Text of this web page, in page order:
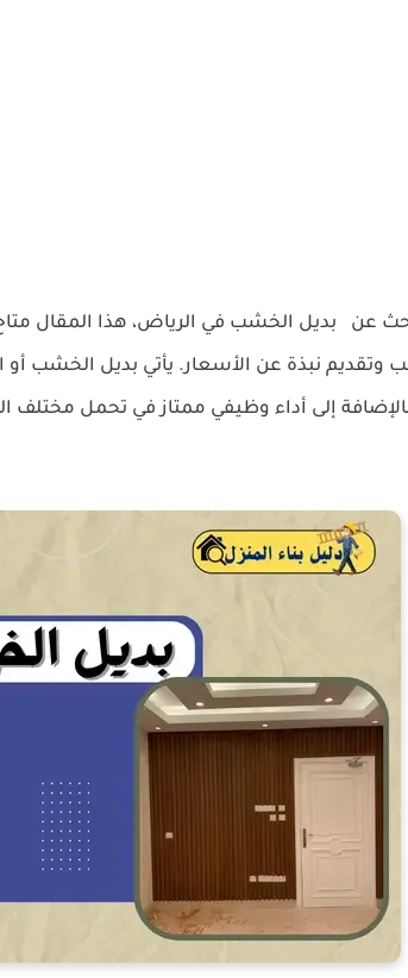
عن بديل الخشب في الرياض، هذا المقال
وتقديم نبذة عن الأسعار. يأتي بديل الخشب أو
إلى أداء وظيفي ممتاز في تحمل مختلف